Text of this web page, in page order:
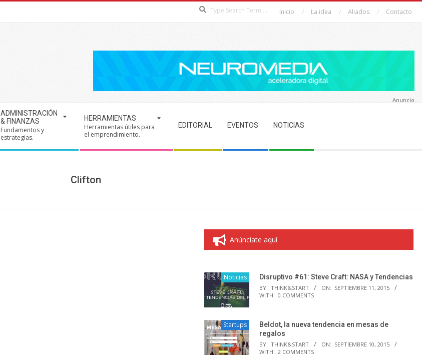
Inicio La idea Aliados Contacto
ADMINISTRACIÓN
& FINANZAS
Fundamentos y
estrategias.
HERRAMIENTAS
Herramientas útiles para
el emprendimiento.
EDITORIAL EVENTOS NOTICIAS
Anuncio
Clifton
Anúnciate aquí
Noticias Disruptivo #61: Steve Craft: NASA y Tendencias
BY: THINK&START ON: SEPTIEMBRE 11, 2015
WITH: 0 COMMENTS
Startups
Beldot, la nueva tendencia en mesas de
regalos
BY: THINK&START ON: SEPTIEMBRE 10, 2015
WITH: 2 COMMENTS